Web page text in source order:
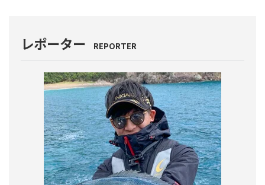
レポーター REPORTER